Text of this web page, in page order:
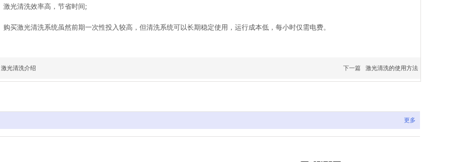
激光清洗效率高，节省时间;
购买激光清洗系统虽然前期一次性投入较高，但清洗系统可以长期稳定使用，运行成本低，每小时仅需电费。
激光清洗介绍 下一篇 激光清洗的使用方法
更多